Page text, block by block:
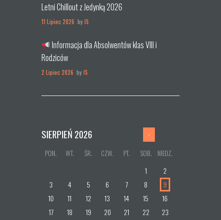
Letni Chillout z Jedynką 2026
11 Lipiec 2026 byIS
Informacja dla Absolwentów klas VIII i
Rodziców
2 Lipiec 2026 byIS
SIERPIEŃ 2026
PON. WT. ŚR. CZW. PT. SOB. NIEDZ.
1
2
3
4 5 6 7 8
9
10
11 12 13 14 15
16
17
18 19 20 21 22 23